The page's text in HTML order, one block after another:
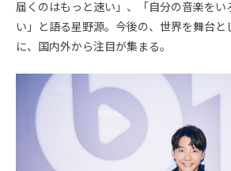
届くのはもっと速い」、「自分の音楽をい
い」と語る星野源。今後の、世界を舞台
に、国内外から注目が集まる。